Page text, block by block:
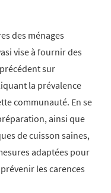
des ménages
vise à fournir des
sur
la prévalence
communauté. En se
ainsi que
de cuisson saines,
adaptées pour
les carences